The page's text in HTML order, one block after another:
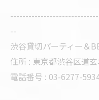
--
渋谷貸切パーティー＆
住所 : 東京都渋谷区道
電話番号 : 03-6277-